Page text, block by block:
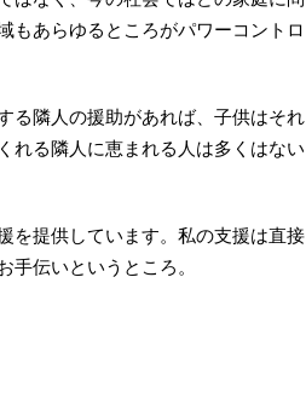
もあらゆるところがパワーコントロ
る隣人の援助があれば、子供はそれ
れる隣人に恵まれる人は多くはない
を提供しています。私の支援は直接
伝いというところ。